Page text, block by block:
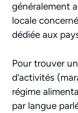
généralement
locale
dédiée aux
Pour trouver
d’activités
régime
par langue